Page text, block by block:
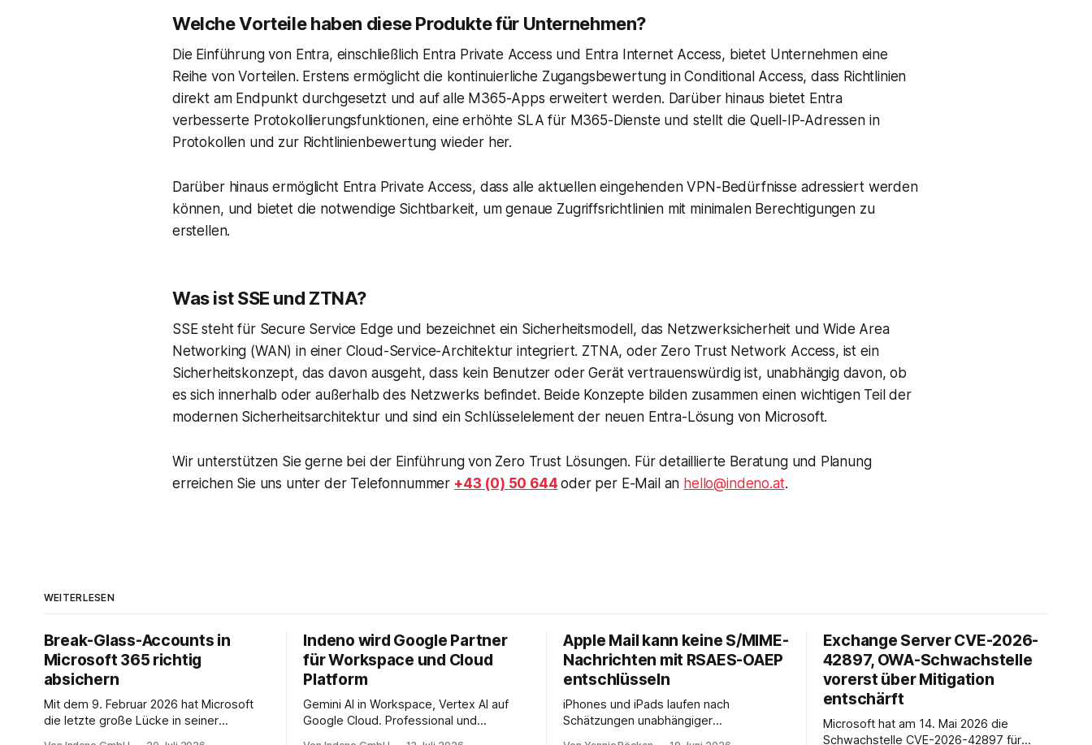
Welche Vorteile haben diese Produkte für Unternehmen?
Die Einführung von Entra, einschließlich Entra Private Access und Entra Internet Access, bietet Unternehmen eine
Reihe von Vorteilen. Erstens ermöglicht die kontinuierliche Zugangsbewertung in Conditional Access, dass Richtlinien
direkt am Endpunkt durchgesetzt und auf alle M365-Apps erweitert werden. Darüber hinaus bietet Entra
verbesserte Protokollierungsfunktionen, eine erhöhte SLA für M365-Dienste und stellt die Quell-IP-Adressen in
Protokollen und zur Richtlinienbewertung wieder her.
Darüber hinaus ermöglicht Entra Private Access, dass alle aktuellen eingehenden VPN-Bedürfnisse adressiert werden
können, und bietet die notwendige Sichtbarkeit, um genaue Zugriffsrichtlinien mit minimalen Berechtigungen zu
erstellen.
Was ist SSE und ZTNA?
SSE steht für Secure Service Edge und bezeichnet ein Sicherheitsmodell, das Netzwerksicherheit und Wide Area
Networking (WAN) in einer Cloud-Service-Architektur integriert. ZTNA, oder Zero Trust Network Access, ist ein
Sicherheitskonzept, das davon ausgeht, dass kein Benutzer oder Gerät vertrauenswürdig ist, unabhängig davon, ob
es sich innerhalb oder außerhalb des Netzwerks befindet. Beide Konzepte bilden zusammen einen wichtigen Teil der
modernen Sicherheitsarchitektur und sind ein Schlüsselelement der neuen Entra-Lösung von Microsoft.
Wir unterstützen Sie gerne bei der Einführung von Zero Trust Lösungen. Für detaillierte Beratung und Planung
erreichen Sie uns unter der Telefonnummer +43 (0) 50 644 oder per E-Mail an hello@indeno.at.
WEITERLESEN
Break-Glass-Accounts in
Microsoft 365 richtig
absichern
Mit dem 9. Februar 2026 hat Microsoft
die letzte große Lücke in seiner
Indeno wird Google Partner
für Workspace und Cloud
Platform
Gemini AI in Workspace, Vertex AI auf
Google Cloud. Professional und
Apple Mail kann keine S/MIME-
Nachrichten mit RSAES-OAEP
entschlüsseln
iPhones und iPads laufen nach
Schätzungen unabhängiger
Exchange Server CVE-2026-
42897, OWA-Schwachstelle
vorerst über Mitigation
entschärft
Microsoft hat am 14. Mai 2026 die
Schwachstelle CVE-2026-42897 für